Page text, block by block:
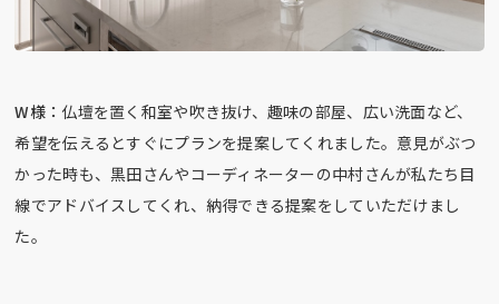
W様： 仏壇を置く和室や吹き抜け、趣味の部屋、広い洗面など、
希望を伝えるとすぐにプランを提案してくれました。意見がぶつ
かった時も、黒田さんやコーディネーターの中村さんが私たち目
線でアドバイスしてくれ、納得できる提案をしていただけまし
た。